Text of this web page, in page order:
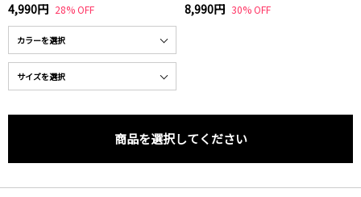
4,990円 28% OFF 8,990円 30% OFF
商品を選択してください